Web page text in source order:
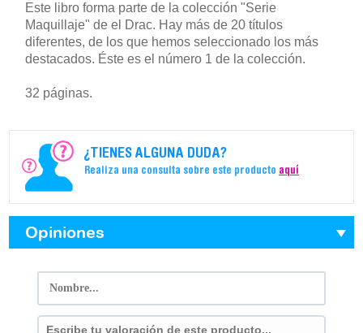
Este libro forma parte de la colección "Serie
Maquillaje" de el Drac. Hay más de 20 títulos
diferentes, de los que hemos seleccionado los más
destacados. Éste es el número 1 de la colección.
32 páginas.
¿TIENES ALGUNA DUDA?
Realiza una consulta sobre este producto aquí
Opiniones